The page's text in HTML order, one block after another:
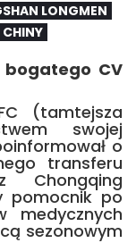
LONGMEN
CHINY
CV
(tamtejsza
swojej
o
transferu
Chongqing
pomocnik po
medycznych
sezonowym